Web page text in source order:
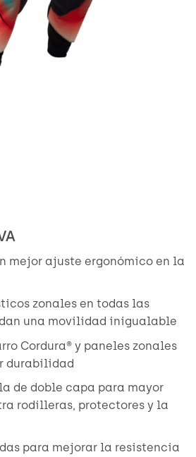
mejor ajuste ergonómico en la
zonales en todas las
una movilidad inigualable
Cordura® y paneles zonales
durabilidad
de doble capa para mayor
rodilleras, protectores y la
para mejorar la resistencia